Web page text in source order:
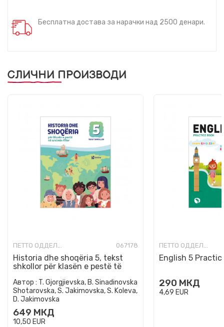
Бесплатна достава за нарачки над 2500 денари.
СЛИЧНИ ПРОИЗВОДИ
ПЕТТО ОДДЕЛЕНИЕ 067178
Historia dhe shoqëria 5, tekst
shkollor për klasën e pestë të
Автор : T. Gjorgjievska, B. Sinadinovska
Shotarovska, S. Jakimovska, S. Koleva,
D. Jakimovska
649 МКД
10,50 EUR
ПЕТТО ОДДЕЛЕНИЕ
English 5
290 МКД
4,69 EUR